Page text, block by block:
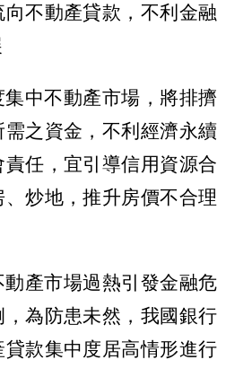
不動產貸款，不利金融
中不動產市場，將排擠
之資金，不利經濟永續
任，宜引導信用資源合
炒地，推升房價不合理
產市場過熱引發金融危
為防患未然，我國銀行
款集中度居高情形進行